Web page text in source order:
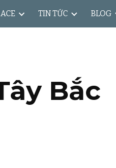
Skip to navigation
TIN TỨC BLOG
Bắc